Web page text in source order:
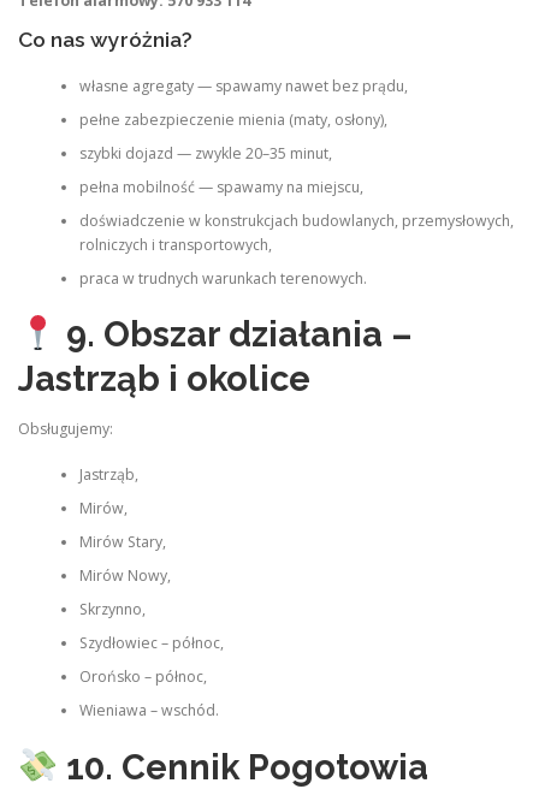
Co nas wyróżnia?
własne agregaty — spawamy nawet bez prądu,
pełne zabezpieczenie mienia (maty, osłony),
szybki dojazd — zwykle 20–35 minut,
pełna mobilność — spawamy na miejscu,
doświadczenie w konstrukcjach budowlanych, przemysłowych,
rolniczych i transportowych,
praca w trudnych warunkach terenowych.
9. Obszar działania –
Jastrząb i okolice
Obsługujemy:
Jastrząb,
Mirów,
Mirów Stary,
Mirów Nowy,
Skrzynno,
Szydłowiec – północ,
Orońsko – północ,
Wieniawa – wschód.
10. Cennik Pogotowia